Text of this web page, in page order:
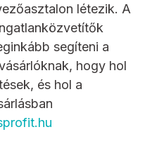
létezik. A
segíteni a
hogy hol
és hol a